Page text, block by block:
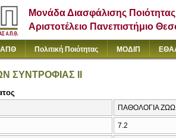
Μονάδα Διασφάλισης Ποιότητας
Αριστοτέλειο Πανεπιστήμιο
ΑΠΘ Πολιτική Ποιότητας ΜΟΔΙΠ
ΣΥΝΤΡΟΦΙΑΣ ΙΙ
ΠΑΘΟΛΟΓΙΑ
7.2